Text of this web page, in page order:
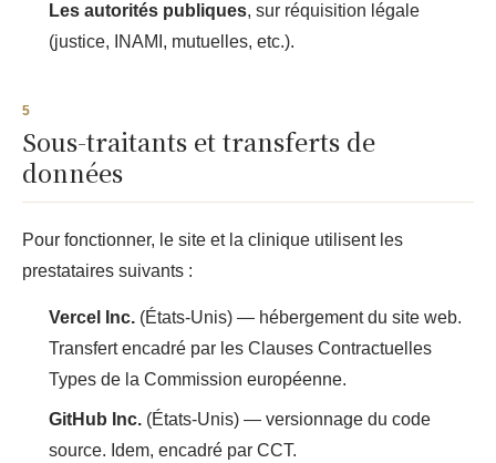
Les autorités publiques, sur réquisition légale
(justice, INAMI, mutuelles, etc.).
Sous-traitants et transferts de
données
Pour fonctionner, le site et la clinique utilisent les
prestataires suivants :
Vercel Inc. (États-Unis) — hébergement du site web.
Transfert encadré par les Clauses Contractuelles
Types de la Commission européenne.
GitHub Inc. (États-Unis) — versionnage du code
source. Idem, encadré par CCT.